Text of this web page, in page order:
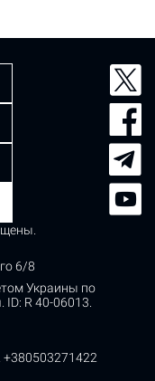
6/8
Украины по
ID: R 40-06013.
+380503271422